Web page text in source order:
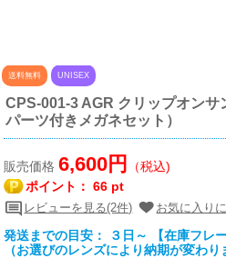
送料無料 UNISEX
CPS-001-3 AGR クリップオンサ
パーツ付きメガネセット）
販売価格6,600円
（税込)
ポイント：66 pt
レビューを見る(2件) お気に入り
発送までの目安： ３日～ 【在庫フレー
（お選びのレンズにより納期が変わり